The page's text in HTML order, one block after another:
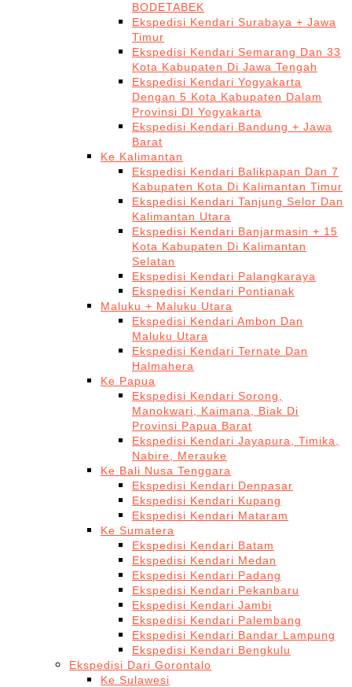
BODETABEK
Ekspedisi Kendari Surabaya + Jawa
Timur
Ekspedisi Kendari Semarang Dan 33
Kota Kabupaten Di Jawa Tengah
Ekspedisi Kendari Yogyakarta
Dengan 5 Kota Kabupaten Dalam
Provinsi DI Yogyakarta
Ekspedisi Kendari Bandung + Jawa
Barat
Ke Kalimantan
Ekspedisi Kendari Balikpapan Dan 7
Kabupaten Kota Di Kalimantan Timur
Ekspedisi Kendari Tanjung Selor Dan
Kalimantan Utara
Ekspedisi Kendari Banjarmasin + 15
Kota Kabupaten Di Kalimantan
Selatan
Ekspedisi Kendari Palangkaraya
Ekspedisi Kendari Pontianak
Maluku + Maluku Utara
Ekspedisi Kendari Ambon Dan
Maluku Utara
Ekspedisi Kendari Ternate Dan
Halmahera
Ke Papua
Ekspedisi Kendari Sorong,
Manokwari, Kaimana, Biak Di
Provinsi Papua Barat
Ekspedisi Kendari Jayapura, Timika,
Nabire, Merauke
Ke Bali Nusa Tenggara
Ekspedisi Kendari Denpasar
Ekspedisi Kendari Kupang
Ekspedisi Kendari Mataram
Ke Sumatera
Ekspedisi Kendari Batam
Ekspedisi Kendari Medan
Ekspedisi Kendari Padang
Ekspedisi Kendari Pekanbaru
Ekspedisi Kendari Jambi
Ekspedisi Kendari Palembang
Ekspedisi Kendari Bandar Lampung
Ekspedisi Kendari Bengkulu
Ekspedisi Dari Gorontalo
Ke Sulawesi